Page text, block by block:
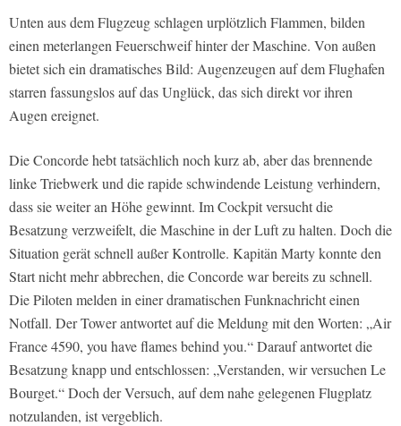
Unten aus dem Flugzeug schlagen urplötzlich Flammen, bilden
einen meterlangen Feuerschweif hinter der Maschine. Von außen
bietet sich ein dramatisches Bild: Augenzeugen auf dem Flughafen
starren fassungslos auf das Unglück, das sich direkt vor ihren
Augen ereignet.
Die Concorde hebt tatsächlich noch kurz ab, aber das brennende
linke Triebwerk und die rapide schwindende Leistung verhindern,
dass sie weiter an Höhe gewinnt. Im Cockpit versucht die
Besatzung verzweifelt, die Maschine in der Luft zu halten. Doch die
Situation gerät schnell außer Kontrolle. Kapitän Marty konnte den
Start nicht mehr abbrechen, die Concorde war bereits zu schnell.
Die Piloten melden in einer dramatischen Funknachricht einen
Notfall. Der Tower antwortet auf die Meldung mit den Worten: „Air
France 4590, you have flames behind you.“ Darauf antwortet die
Besatzung knapp und entschlossen: „Verstanden, wir versuchen Le
Bourget.“ Doch der Versuch, auf dem nahe gelegenen Flugplatz
notzulanden, ist vergeblich.